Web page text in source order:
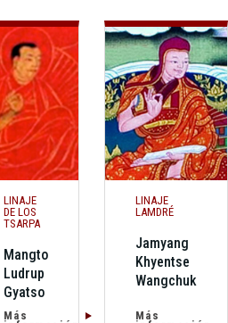
LINAJE
DE LOS
TSARPA
Mangto
Ludrup
Gyatso
Más
LINAJE
LAMDRÉ
Jamyang
Khyentse
Wangchuk
Más